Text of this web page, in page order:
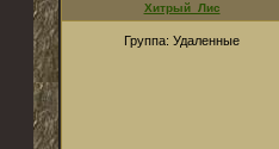
Хитрый_Лис
Группа: Удаленные